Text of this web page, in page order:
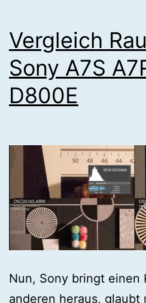
Vergleich
Sony A7S
D800E
Nun, Sony bringt einen
anderen heraus, glaubt